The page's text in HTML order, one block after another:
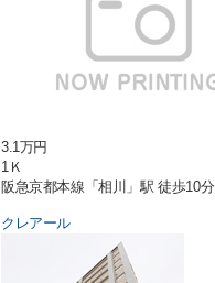
3.1万円
1Ｋ
阪急京都本線「相川」駅 徒歩10分
クレアール